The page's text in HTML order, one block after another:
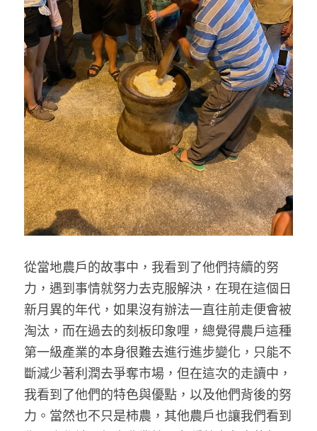
從當地農戶的故事中，我看到了他們持續的努
力，遇到事情就努力去克服解決，在現在這個日
新月異的年代，如果沒有辦法一直往前走便會被
淘汰，而在過去的刻板印象哩，總覺得農戶這種
第一級產業的本身很難去進行進步變化，只能不
斷減少著利潤去爭奪市場，但在這次的走讀中，
我看到了他們的特色與優點，以及他們背後的努
力。當然也不只是柿農，其他農戶也讓我們看到